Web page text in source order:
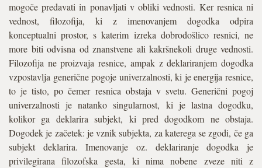
mogoče predavati in ponavljati v obliki vednosti. Ker resnica ni
vednost, filozofija, ki z imenovanjem dogodka odpira
konceptualni prostor, s katerim izreka dobrodošlico resnici, ne
more biti odvisna od znanstvene ali kakršnekoli druge vednosti.
Filozofija ne proizvaja resnice, ampak z deklariranjem dogodka
vzpostavlja generične pogoje univerzalnosti, ki je energija resnice,
to je tisto, po čemer resnica obstaja v svetu. Generični pogoj
univerzalnosti je natanko singularnost, ki je lastna dogodku,
kolikor ga deklarira subjekt, ki pred dogodkom ne obstaja.
Dogodek je začetek: je vznik subjekta, za katerega se zgodi, če ga
subjekt deklarira. Imenovanje oz. deklariranje dogodka je
privilegirana filozofska gesta, ki nima nobene zveze niti z